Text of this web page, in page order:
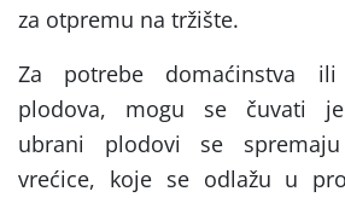
za otpremu na tržište.
Za potrebe domaćinstva
plodova, mogu se čuvati
ubrani plodovi se
vrećice, koje se odlažu u